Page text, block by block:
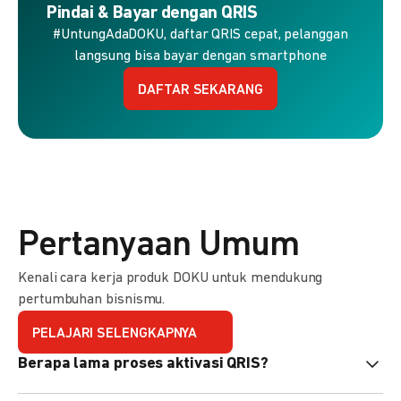
Pindai & Bayar dengan QRIS
#UntungAdaDOKU, daftar QRIS cepat, pelanggan
langsung bisa bayar dengan smartphone
DAFTAR SEKARANG
Pertanyaan Umum
Kenali cara kerja produk DOKU untuk mendukung
pertumbuhan bisnismu.
PELAJARI SELENGKAPNYA
Berapa lama proses aktivasi QRIS?